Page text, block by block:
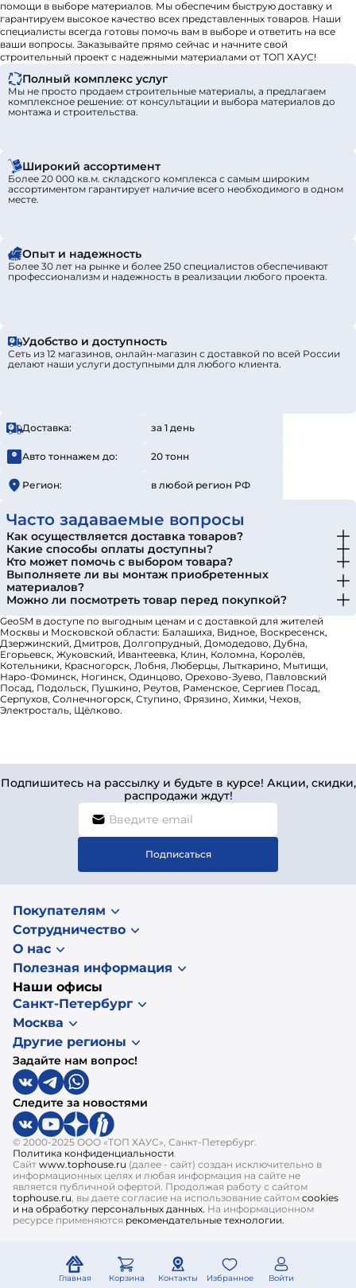
помощи в выборе материалов. Мы обеспечим быструю доставку и
гарантируем высокое качество всех представленных товаров. Наши
специалисты всегда готовы помочь вам в выборе и ответить на все
ваши вопросы. Заказывайте прямо сейчас и начните свой
строительный проект с надежными материалами от ТОП ХАУС!
Полный комплекс услуг
Мы не просто продаем строительные материалы, а предлагаем
комплексное решение: от консультации и выбора материалов до
монтажа и строительства.
Широкий ассортимент
Более 20 000 кв.м. складского комплекса с самым широким
ассортиментом гарантирует наличие всего необходимого в одном
месте.
Опыт и надежность
Более 30 лет на рынке и более 250 специалистов обеспечивают
профессионализм и надежность в реализации любого проекта.
Удобство и доступность
Сеть из 12 магазинов, онлайн-магазин с доставкой по всей России
делают наши услуги доступными для любого клиента.
Доставка: за 1 день
Авто тоннажем до: 20 тонн
Регион: в любой регион РФ
Часто задаваемые вопросы
Как осуществляется доставка товаров?
Какие способы оплаты доступны?
Кто может помочь с выбором товара?
Выполняете ли вы монтаж приобретенных
материалов?
Можно ли посмотреть товар перед покупкой?
GeoSM в доступе по выгодным ценам и с доставкой для жителей
Москвы и Московской области: Балашиха, Видное, Воскресенск,
Дзержинский, Дмитров, Долгопрудный, Домодедово, Дубна,
Егорьевск, Жуковский, Ивантеевка, Клин, Коломна, Королёв,
Котельники, Красногорск, Лобня, Люберцы, Лыткарино, Мытищи,
Наро-Фоминск, Ногинск, Одинцово, Орехово-Зуево, Павловский
Посад, Подольск, Пушкино, Реутов, Раменское, Сергиев Посад,
Серпухов, Солнечногорск, Ступино, Фрязино, Химки, Чехов,
Электросталь, Щёлково.
Подпишитесь на рассылку и будьте в курсе! Акции, скидки,
распродажи ждут!
Подписаться
Покупателям
Сотрудничество
О нас
Полезная информация
Наши офисы
Санкт-Петербург
Москва
Другие регионы
Задайте нам вопрос!
Следите за новостями
© 2000-2025 ООО «ТОП ХАУС», Санкт-Петербург.
Политика конфиденциальности
Сайт www.tophouse.ru (далее - сайт) создан исключительно в
информационных целях и любая информация на сайте не
является публичной офертой. Продолжая работу с сайтом
tophouse.ru , вы даете согласие на использование сайтом cookies
и на обработку персональных данных. На информационном
ресурсе применяются рекомендательные технологии.
Главная Корзина Контакты Избранное Войти